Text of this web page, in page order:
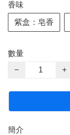
香味
紫盒：皂香
數量
−
+
簡介